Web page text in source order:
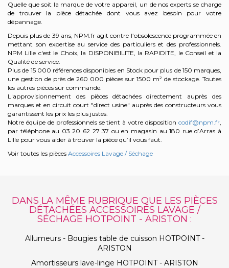
Quelle que soit la marque de votre appareil, un de nos experts se charge
de trouver la pièce détachée dont vous avez besoin pour votre
dépannage.
Depuis plus de 39 ans, NPM.fr agit contre l’obsolescence programmée en
mettant son expertise au service des particuliers et des professionnels.
NPM Lille c'est le Choix, la DISPONIBILITE, la RAPIDITE, le Conseil et la
Qualité de service.
Plus de 15 000 références disponibles en Stock pour plus de 150 marques,
une gestion de près de 260 000 pièces sur 1500 m² de stockage. Toutes
les autres pièces sur commande.
L'approvisionnement des pièces détachées directement auprès des
marques et en circuit court "direct usine" auprès des constructeurs vous
garantissent les prix les plus justes.
Notre équipe de professionnels se tient à votre disposition codif@npm.fr,
par téléphone au 03 20 62 27 37 ou en magasin au 180 rue d’Arras à
Lille pour vous aider à trouver la pièce qu’il vous faut.
Voir toutes les pièces Accessoires Lavage / Séchage
DANS LA MÊME RUBRIQUE QUE LES PIÈCES
DÉTACHÉES ACCESSOIRES LAVAGE /
SÉCHAGE HOTPOINT - ARISTON :
Allumeurs - Bougies table de cuisson HOTPOINT -
ARISTON
Amortisseurs lave-linge HOTPOINT - ARISTON